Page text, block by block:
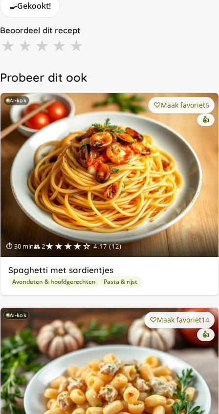
🍳Gekookt!
Beoordeel dit recept
★ ★ ★ ★ ★
Probeer dit ook
AI-kok
⏱ 30 min👥 2★★★★☆ 4.17 (12)
Maak favoriet6
👍
Spaghetti met sardientjes
Avondeten & hoofdgerechten Pasta & rijst
AI-kok Maak favoriet14
👍